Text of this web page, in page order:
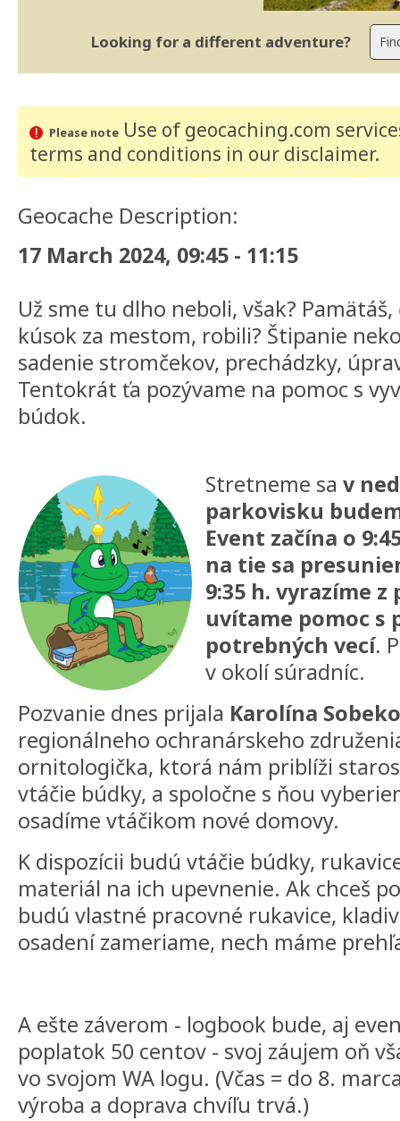
Looking for a different adventure?
Please noteUse of geocaching.com
terms and conditions in our disclaimer.
Geocache Description:
17 March 2024, 09:45 - 11:15
Už sme tu dlho neboli, však?
kúsok za mestom, robili? Štipanie
sadenie stromčekov, prechádzky,
Tentokrát ťa pozývame na pomoc s
búdok.
Stretneme sa v
parkovisku
Event začína o
na tie sa
9:35 h. vyrazíme
uvítame pomoc s
potrebných vecí.
v okolí súradníc.
Pozvanie dnes prijala Karolína
regionálneho ochranárskeho
ornitologička, ktorá nám priblíži
vtáčie búdky, a spoločne s ňou
osadíme vtáčikom nové domovy.
K dispozícii budú vtáčie búdky,
materiál na ich upevnenie. Ak chceš
budú vlastné pracovné rukavice,
osadení zameriame, nech máme
A ešte záverom - logbook bude, aj
poplatok 50 centov - svoj záujem oň
vo svojom WA logu. (Včas = do 8.
výroba a doprava chvíľu trvá.)